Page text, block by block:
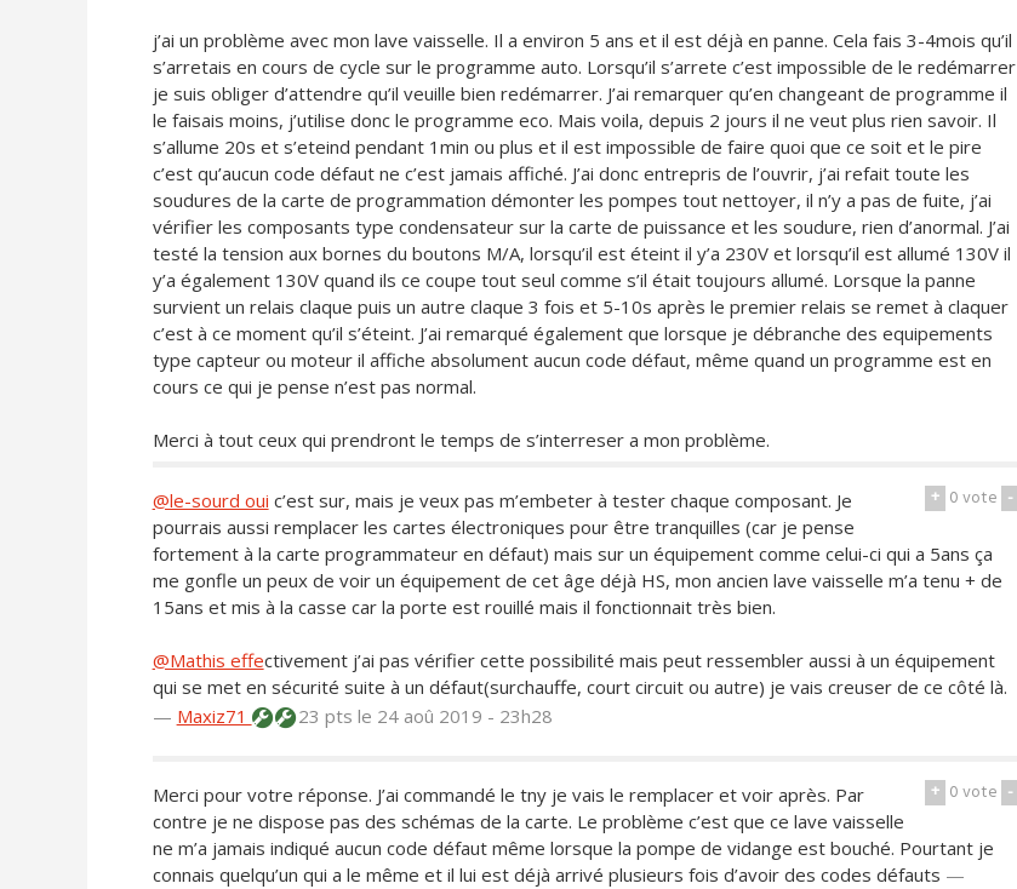
j’ai un problème avec mon lave vaisselle. Il a environ 5 ans et il est déjà en panne. Cela fais 3-4mois qu’il
s’arretais en cours de cycle sur le programme auto. Lorsqu’il s’arrete c’est impossible de le redémarrer
je suis obliger d’attendre qu’il veuille bien redémarrer. J’ai remarquer qu’en changeant de programme il
le faisais moins, j’utilise donc le programme eco. Mais voila, depuis 2 jours il ne veut plus rien savoir. Il
s’allume 20s et s’eteind pendant 1min ou plus et il est impossible de faire quoi que ce soit et le pire
c’est qu’aucun code défaut ne c’est jamais affiché. J’ai donc entrepris de l’ouvrir, j’ai refait toute les
soudures de la carte de programmation démonter les pompes tout nettoyer, il n’y a pas de fuite, j’ai
vérifier les composants type condensateur sur la carte de puissance et les soudure, rien d’anormal. J’ai
testé la tension aux bornes du boutons M/A, lorsqu’il est éteint il y’a 230V et lorsqu’il est allumé 130V il
y’a également 130V quand ils ce coupe tout seul comme s’il était toujours allumé. Lorsque la panne
survient un relais claque puis un autre claque 3 fois et 5-10s après le premier relais se remet à claquer
c’est à ce moment qu’il s’éteint. J’ai remarqué également que lorsque je débranche des equipements
type capteur ou moteur il affiche absolument aucun code défaut, même quand un programme est en
cours ce qui je pense n’est pas normal.
Merci à tout ceux qui prendront le temps de s’interreser a mon problème.
+ 0vote -
@le-sourd oui c’est sur, mais je veux pas m’embeter à tester chaque composant. Je
pourrais aussi remplacer les cartes électroniques pour être tranquilles (car je pense
fortement à la carte programmateur en défaut) mais sur un équipement comme celui-ci qui a 5ans ça
me gonfle un peux de voir un équipement de cet âge déjà HS, mon ancien lave vaisselle m’a tenu + de
15ans et mis à la casse car la porte est rouillé mais il fonctionnait très bien.
@Mathis effectivement j’ai pas vérifier cette possibilité mais peut ressembler aussi à un équipement
qui se met en sécurité suite à un défaut(surchauffe, court circuit ou autre) je vais creuser de ce côté là.
— Maxiz71 23 pts le 24 aoû 2019 - 23h28
+ 0vote -
Merci pour votre réponse. J’ai commandé le tny je vais le remplacer et voir après. Par
contre je ne dispose pas des schémas de la carte. Le problème c’est que ce lave vaisselle
ne m’a jamais indiqué aucun code défaut même lorsque la pompe de vidange est bouché. Pourtant je
connais quelqu’un qui a le même et il lui est déjà arrivé plusieurs fois d’avoir des codes défauts —